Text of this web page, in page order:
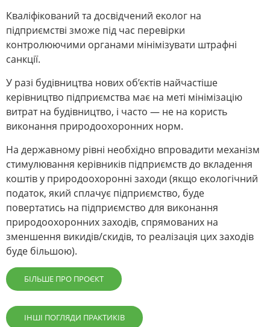
Кваліфікований та досвідчений еколог на
підприємстві зможе під час перевірки
контролюючими органами мінімізувати штрафні
санкції.
У разі будівництва нових об’єктів найчастіше
керівництво підприємства має на меті мінімізацію
витрат на будівництво, і часто — не на користь
виконання природоохоронних норм.
На державному рівні необхідно впровадити механізм
стимулювання керівників підприємств до вкладення
коштів у природоохоронні заходи (якщо екологічний
податок, який сплачує підприємство, буде
повертатись на підприємство для виконання
природоохоронних заходів, спрямованих на
зменшення викидів/скидів, то реалізація цих заходів
буде більшою).
БІЛЬШЕ ПРО ПРОЄКТ
ІНШІ ПОГЛЯДИ ПРАКТИКІВ